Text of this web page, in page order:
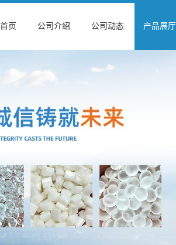
页 公司介绍 公司动态 产品展厅